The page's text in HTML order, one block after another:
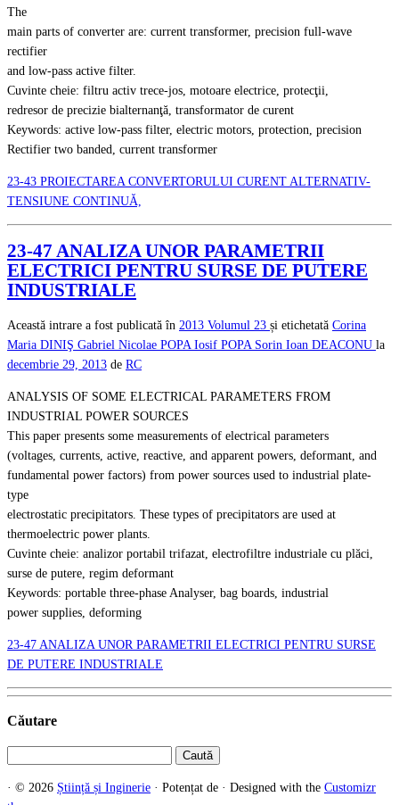
The
main parts of converter are: current transformer, precision full-wave
rectifier
and low-pass active filter.
Cuvinte cheie: filtru activ trece-jos, motoare electrice, protecţii,
redresor de precizie bialternanţă, transformator de curent
Keywords: active low-pass filter, electric motors, protection, precision
Rectifier two banded, current transformer
23-43 PROIECTAREA CONVERTORULUI CURENT ALTERNATIV-
TENSIUNE CONTINUĂ,
23-47 ANALIZA UNOR PARAMETRII
ELECTRICI PENTRU SURSE DE PUTERE
INDUSTRIALE
Această intrare a fost publicată în 2013 Volumul 23 și etichetată Corina
Maria DINIŞ Gabriel Nicolae POPA Iosif POPA Sorin Ioan DEACONU la
decembrie 29, 2013 de RC
ANALYSIS OF SOME ELECTRICAL PARAMETERS FROM
INDUSTRIAL POWER SOURCES
This paper presents some measurements of electrical parameters
(voltages, currents, active, reactive, and apparent powers, deformant, and
fundamental power factors) from power sources used to industrial plate-
type
electrostatic precipitators. These types of precipitators are used at
thermoelectric power plants.
Cuvinte cheie: analizor portabil trifazat, electrofiltre industriale cu plăci,
surse de putere, regim deformant
Keywords: portable three-phase Analyser, bag boards, industrial
power supplies, deforming
23-47 ANALIZA UNOR PARAMETRII ELECTRICI PENTRU SURSE
DE PUTERE INDUSTRIALE
Căutare
· © 2026 Știință și Inginerie · Potențat de · Designed with the Customizr